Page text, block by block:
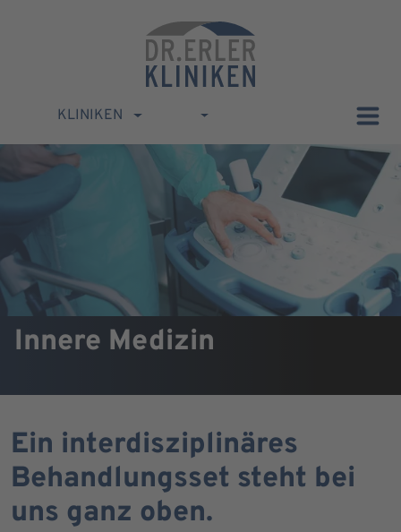
KLINIKEN
Innere Medizin
Ein interdisziplinäres
Behandlungsset steht bei
uns ganz oben.